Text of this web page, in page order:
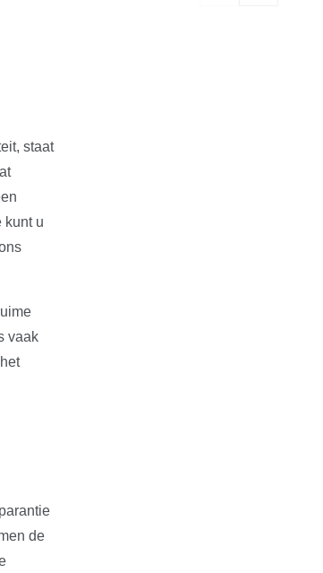
staat
kunt u
vaak
de